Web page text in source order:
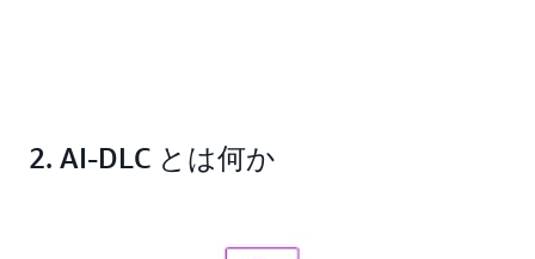
2. AI-DLC とは何か